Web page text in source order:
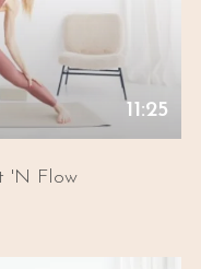
11:25
'N Flow